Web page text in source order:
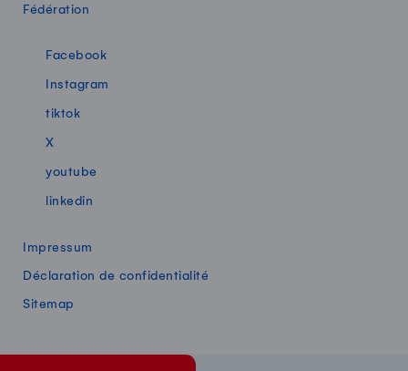
Fédération
Swissmilk sur les réseaux sociaux
Facebook
Instagram
tiktok
X
youtube
linkedin
Impressum
Déclaration de confidentialité
Sitemap